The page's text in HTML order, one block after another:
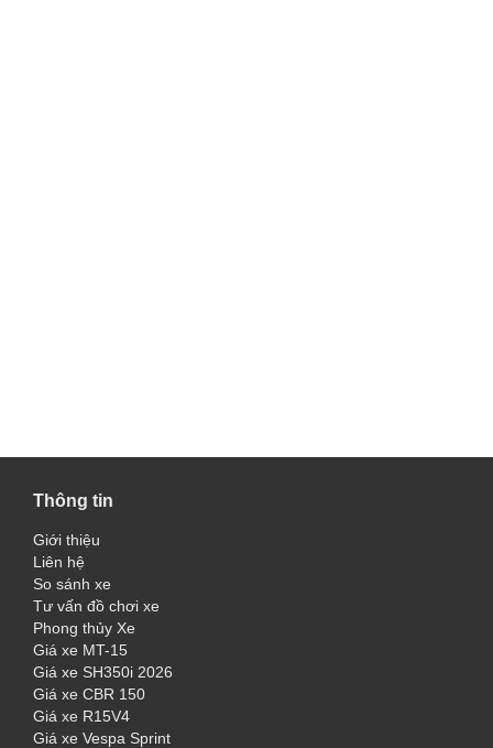
Thông tin
Giới thiệu
Liên hệ
So sánh xe
Tư vấn đồ chơi xe
Phong thủy Xe
Giá xe MT-15
Giá xe SH350i 2026
Giá xe CBR 150
Giá xe R15V4
Giá xe Vespa Sprint